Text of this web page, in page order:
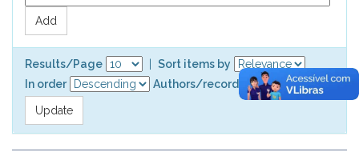
Results/Page
Sort items by
In order
Authors/record